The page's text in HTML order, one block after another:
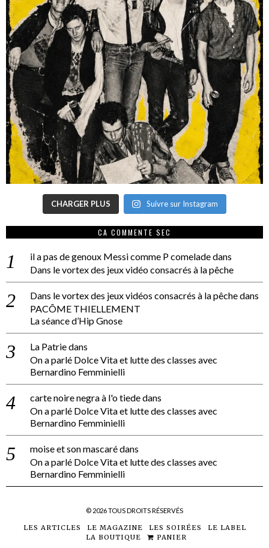
CHARGER PLUS Suivre sur Instagram
CA COMMENTE SEC
il a pas de genoux Messi comme P comeladedans
Dans le vortex des jeux vidéo consacrés à la pêche
Dans le vortex des jeux vidéos consacrés à la pêchedans
PACÔME THIELLEMENT
La séance d’Hip Gnose
La Patriedans
On a parlé Dolce Vita et lutte des classes avec
Bernardino Femminielli
carte noire negra à l'o tiededans
On a parlé Dolce Vita et lutte des classes avec
Bernardino Femminielli
moise et son mascarédans
On a parlé Dolce Vita et lutte des classes avec
Bernardino Femminielli
© 2026TOUS DROITS RÉSERVÉS
LES ARTICLES LE MAGAZINE LES SOIRÉES
LE LABEL
LA BOUTIQUE
PANIER